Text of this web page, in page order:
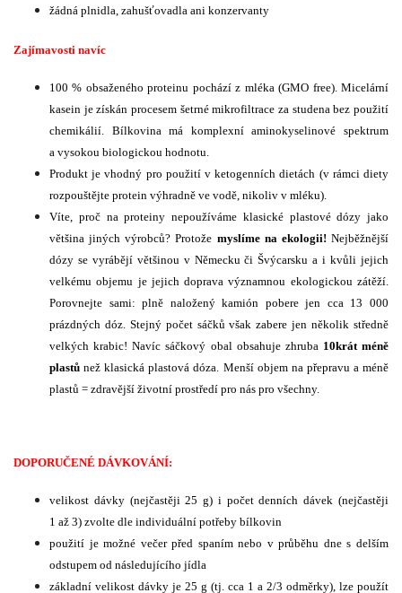
žádná plnidla, zahušťovadla ani konzervanty
Zajímavosti navíc
100 % obsaženého proteinu pochází z mléka (GMO free). Micelární
kasein je získán procesem šetrné mikrofiltrace za studena bez použití
chemikálií. Bílkovina má komplexní aminokyselinové spektrum
a vysokou biologickou hodnotu.
Produkt je vhodný pro použití v ketogenních dietách (v rámci diety
rozpouštějte protein výhradně ve vodě, nikoliv v mléku).
Víte, proč na proteiny nepoužíváme klasické plastové dózy jako
většina jiných výrobců? Protože myslíme na ekologii! Nejběžnější
dózy se vyrábějí většinou v Německu či Švýcarsku a i kvůli jejich
velkému objemu je jejich doprava významnou ekologickou zátěží.
Porovnejte sami: plně naložený kamión pobere jen cca 13 000
prázdných dóz. Stejný počet sáčků však zabere jen několik středně
velkých krabic! Navíc sáčkový obal obsahuje zhruba 10krát méně
plastů než klasická plastová dóza. Menší objem na přepravu a méně
plastů = zdravější životní prostředí pro nás pro všechny.
DOPORUČENÉ DÁVKOVÁNÍ:
velikost dávky (nejčastěji 25 g) i počet denních dávek (nejčastěji
1 až 3) zvolte dle individuální potřeby bílkovin
použití je možné večer před spaním nebo v průběhu dne s delším
odstupem od následujícího jídla
základní velikost dávky je 25 g (tj. cca 1 a 2/3 odměrky), lze použít